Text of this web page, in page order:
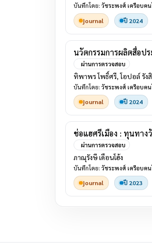
บันทึกโดย: วัชระพงศ์ เครือบค
journal
ปี 2024
นวัตกรรมการผลิตสื่อป
ผ่านการตรวจสอบ
ทิพาพร โพธิ์ศรี, โอปอล์ รัง
บันทึกโดย: วัชระพงศ์ เครือบค
journal
ปี 2024
ช่อแฮศรีเมือง : ทุนทา
ผ่านการตรวจสอบ
ภาณุรังษี เดือนโฮ้ง
บันทึกโดย: วัชระพงศ์ เครือบค
journal
ปี 2023